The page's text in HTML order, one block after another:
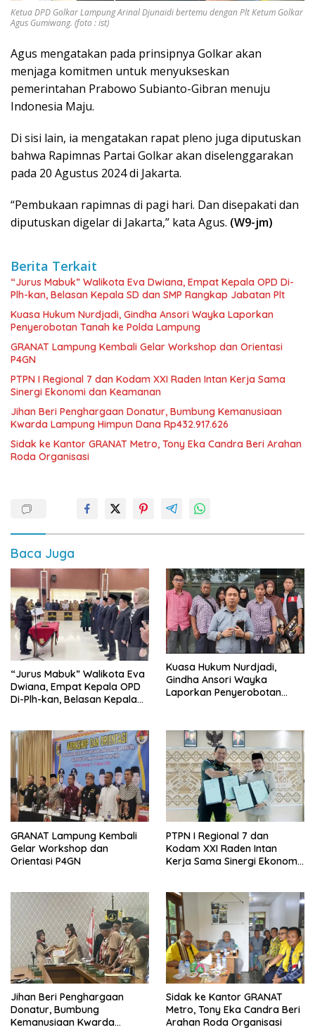
Ketua DPD Golkar Lampung Arinal Djunaidi bertemu dengan Plt Ketum Golkar
Agus Gumiwang. (foto : ist)
Agus mengatakan pada prinsipnya Golkar akan
menjaga komitmen untuk menyukseskan
pemerintahan Prabowo Subianto-Gibran menuju
Indonesia Maju.
Di sisi lain, ia mengatakan rapat pleno juga diputuskan
bahwa Rapimnas Partai Golkar akan diselenggarakan
pada 20 Agustus 2024 di Jakarta.
“Pembukaan rapimnas di pagi hari. Dan disepakati dan
diputuskan digelar di Jakarta,” kata Agus. (W9-jm)
Berita Terkait
“Jurus Mabuk” Walikota Eva Dwiana, Empat Kepala OPD Di-
Plh-kan, Belasan Kepala SD dan SMP Rangkap Jabatan Plt
Kuasa Hukum Nurdjadi, Gindha Ansori Wayka Laporkan
Penyerobotan Tanah ke Polda Lampung
GRANAT Lampung Kembali Gelar Workshop dan Orientasi
P4GN
PTPN I Regional 7 dan Kodam XXI Raden Intan Kerja Sama
Sinergi Ekonomi dan Keamanan
Jihan Beri Penghargaan Donatur, Bumbung Kemanusiaan
Kwarda Lampung Himpun Dana Rp432.917.626
‎Sidak ke Kantor GRANAT Metro, Tony Eka Candra Beri Arahan
Roda Organisasi
Baca Juga
“Jurus Mabuk” Walikota Eva
Dwiana, Empat Kepala OPD
Di-Plh-kan, Belasan Kepala
Kuasa Hukum Nurdjadi,
Gindha Ansori Wayka
Laporkan Penyerobotan
GRANAT Lampung Kembali
Gelar Workshop dan
Orientasi P4GN
PTPN I Regional 7 dan
Kodam XXI Raden Intan
Kerja Sama Sinergi Ekonomi
Jihan Beri Penghargaan
Donatur, Bumbung
Kemanusiaan Kwarda
‎Sidak ke Kantor GRANAT
Metro, Tony Eka Candra Beri
Arahan Roda Organisasi